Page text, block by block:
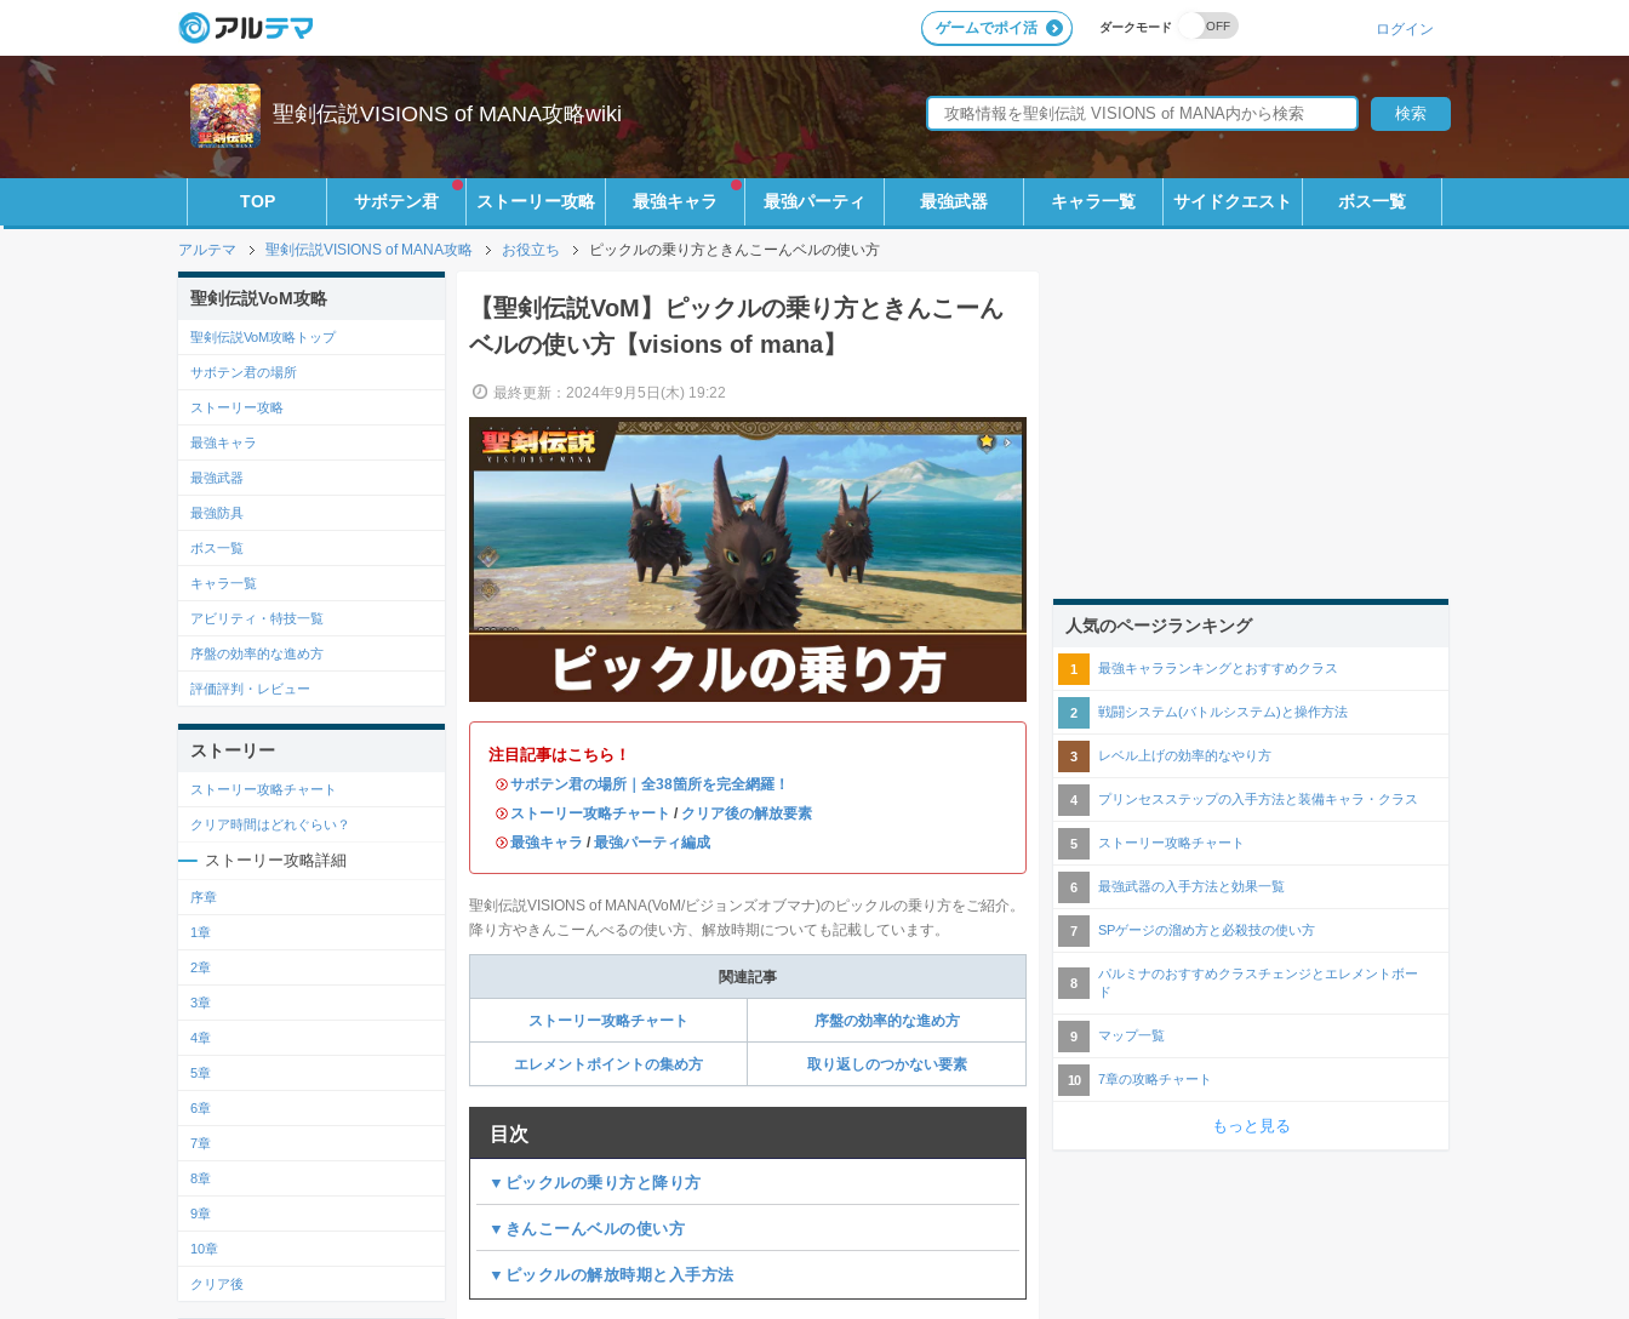
ダークモード
ゲームでポイ活 ログイン
聖剣伝説VISIONS of MANA攻略wiki
TOP サボテン君 ストーリー攻略 最強キャラ 最強パーティ 最強武器 キャラ一覧 サイドクエスト ボス一覧
アルテマ 聖剣伝説VISIONS of MANA攻略 お役立ち ピックルの乗り方ときんこーんベルの使い方
【聖剣伝説VoM】ピックルの乗り方ときんこーん
ベルの使い方【visions of mana】
最終更新：2024年9月5日(木) 19:22
注目記事はこちら！
・サボテン君の場所｜全38箇所を完全網羅！
・ ストーリー攻略チャート / クリア後の解放要素
・最強キャラ / 最強パーティ編成
聖剣伝説VISIONS of MANA(VoM/ビジョンズオブマナ)のピックルの乗り方をご紹介。
降り方やきんこーんべるの使い方、解放時期についても記載しています。
関連記事
ストーリー攻略チャート 序盤の効率的な進め方
エレメントポイントの集め方 取り返しのつかない要素
目次
▼ピックルの乗り方と降り方
▼きんこーんベルの使い方
▼ピックルの解放時期と入手方法
聖剣伝説VoM攻略
聖剣伝説VoM攻略トップ
サボテン君の場所
ストーリー攻略
最強キャラ
最強武器
最強防具
ボス一覧
キャラ一覧
アビリティ・特技一覧
序盤の効率的な進め方
評価評判・レビュー
ストーリー
ストーリー攻略チャート
クリア時間はどれぐらい？
ストーリー攻略詳細
序章
1章
2章
3章
4章
5章
6章
7章
8章
9章
10章
クリア後
人気のページランキング
最強キャラランキングとおすすめクラス
戦闘システム(バトルシステム)と操作方法
レベル上げの効率的なやり方
プリンセスステップの入手方法と装備キャラ・クラス
ストーリー攻略チャート
最強武器の入手方法と効果一覧
SPゲージの溜め方と必殺技の使い方
パルミナのおすすめクラスチェンジとエレメントボー
ド
マップ一覧
7章の攻略チャート
もっと見る